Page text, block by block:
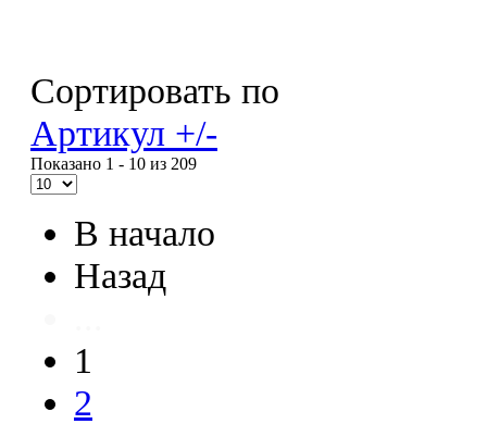
Сортировать по
Артикул +/-
Показано 1 - 10 из 209
В начало
Назад
1
2